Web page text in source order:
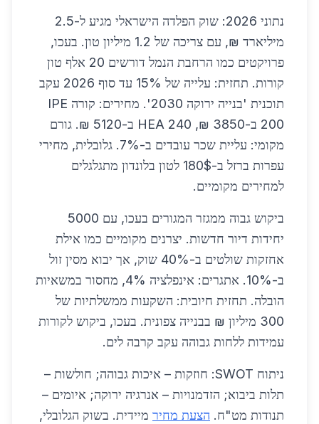
נתוני 2026: שוק הפלדה הישראלי מגיע ל-2.5
מיליארד ₪, עם צריכה של 1.2 מיליון טון. בעכו,
פרויקטים כמו הרחבת הנמל דורשים 20 אלף טון
קורות. תחזית: עלייה של 15% עד סוף 2026 עקב
תוכנית 'בנייה ירוקה 2030'. מחירים: קורה IPE
200 ב-3850 ₪, HEA 240 ב-5120 ₪. גורם
מקומי: עליית שכר עובדים ב-7%. גלובלית, מחירי
עפרות ברזל ב-180$ לטון בלונדון מתגלגלים
למחירים מקומיים.
ביקוש גבוה ממגזר המגורים בעכו, עם 5000
יחידות דיור חדשות. יצרנים מקומיים כמו אילת
אחזקות שולטים ב-40% שוק, אך יבוא מסין זול
ב-10%. אתגרים: אינפלציה 4%, מחסור במשאיות
הובלה. תחזית חיובית: השקעות ממשלתיות של
300 מיליון ₪ בבנייה צפונית. בעכו, ביקוש לקורות
עמידות ללחות גבוהה עקב קרבה לים.
ניתוח SWOT: חוזקות – איכות גבוהה; חולשות –
תלות ביבוא; הזדמנויות – אנרגיה ירוקה; איומים –
תנודות מט"ח. הצעת מחיר מיידית. בשוק הגלובלי,